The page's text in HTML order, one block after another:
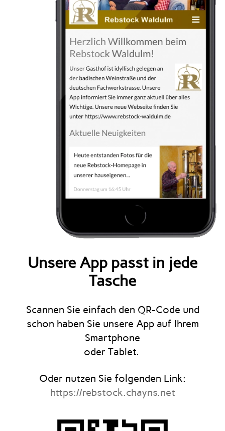
Unsere App passt in jede
Tasche
Scannen Sie einfach den QR-Code und
schon haben Sie unsere App auf Ihrem
Smartphone
oder Tablet.
Oder nutzen Sie folgenden Link:
https://rebstock.chayns.net